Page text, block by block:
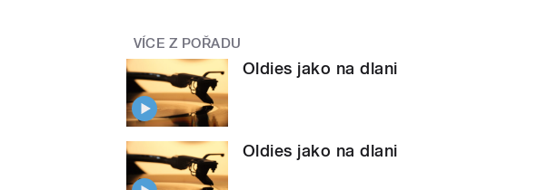
VÍCE Z POŘADU
Oldies jako na dlani
Oldies jako na dlani